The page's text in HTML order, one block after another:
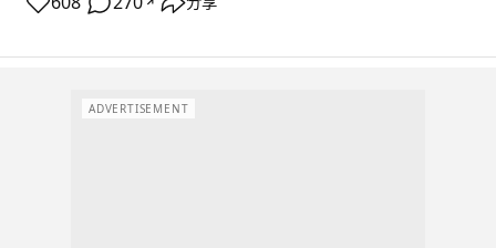
ADVERTISEMENT